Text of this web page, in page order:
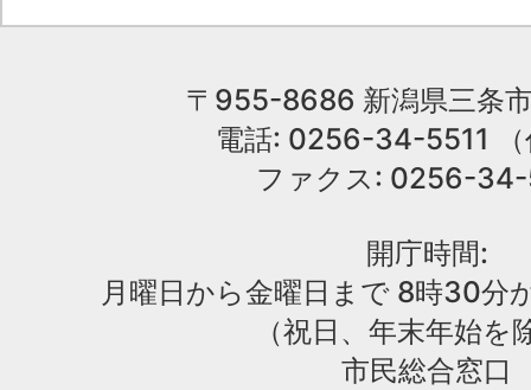
〒955-8686 新潟県三条
電話: 0256-34-5511
ファクス: 0256-
開庁時間:
月曜日から金曜日まで 8時30分
（祝日、年末年始を
市民総合窓口